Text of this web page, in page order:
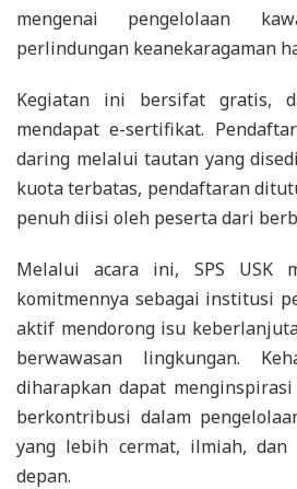
mengenai pengelolaan
perlindungan keanekaragaman
Kegiatan ini bersifat gratis,
mendapat e-sertifikat.
daring melalui tautan yang
kuota terbatas, pendaftaran
penuh diisi oleh peserta dari
Melalui acara ini, SPS USK
komitmennya sebagai institusi
aktif mendorong isu
berwawasan lingkungan.
diharapkan dapat
berkontribusi dalam
yang lebih cermat, ilmiah, dan
depan.